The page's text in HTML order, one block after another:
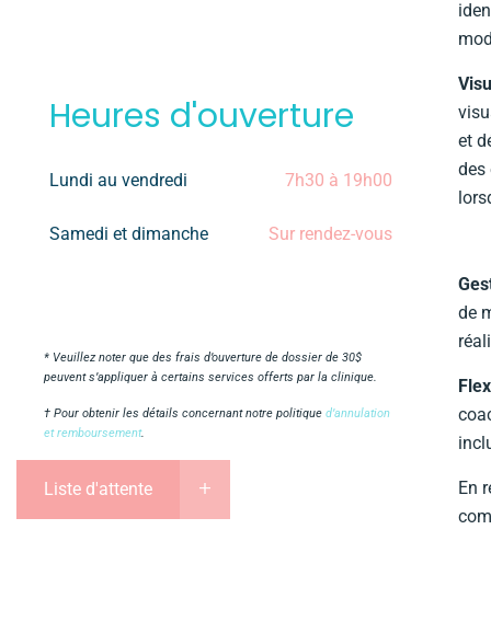
Heures d'ouverture
Lundi au vendredi 7h30 à 19h00
Samedi et dimanche Sur rendez-vous
* Veuillez noter que des frais d’ouverture de dossier de 30$
peuvent s’appliquer à certains services offerts par la clinique.
† Pour obtenir les détails concernant notre politique d’annulation
et remboursement.
Liste d'attente
et
des
de
En